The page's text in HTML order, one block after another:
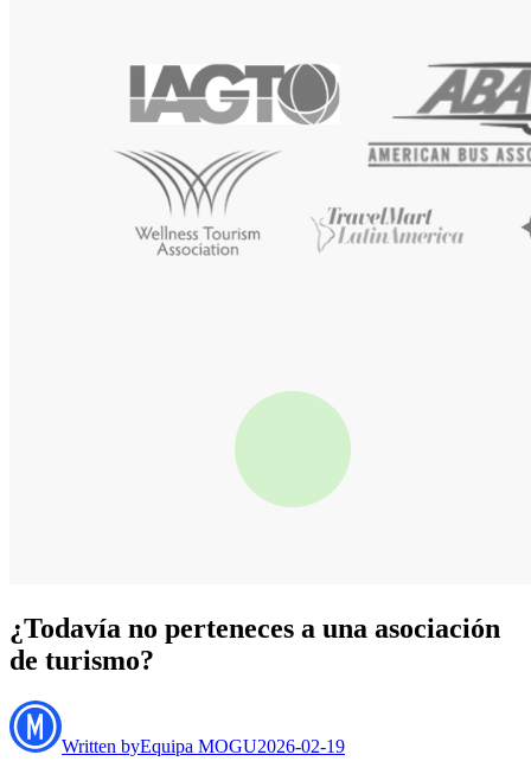
¿Todavía no perteneces a una asociación
de turismo?
Written byEquipa MOGU2026-02-19